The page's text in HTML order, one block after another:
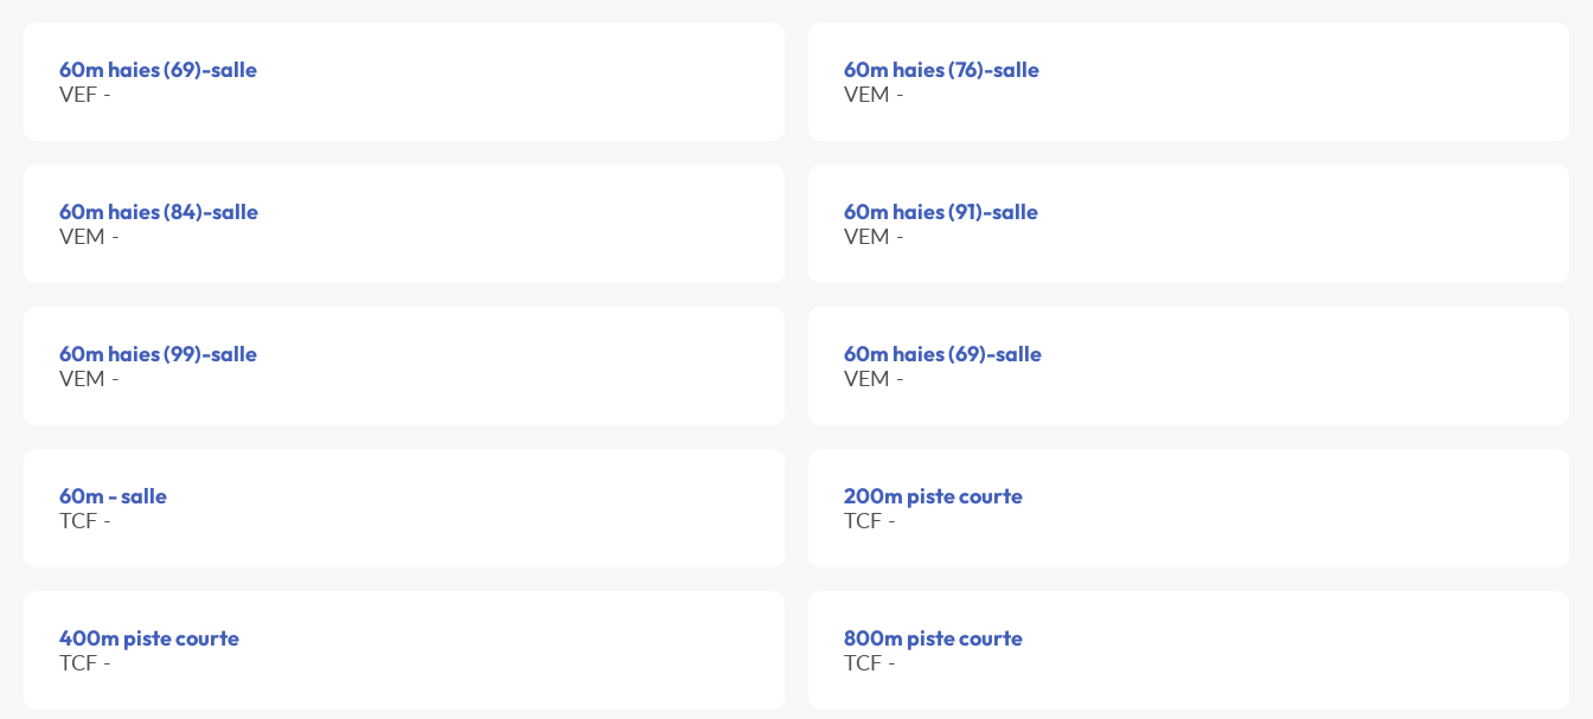
60m haies (69)-salle
VEF -
60m haies (76)-salle
VEM -
60m haies (84)-salle
VEM -
60m haies (91)-salle
VEM -
60m haies (99)-salle
VEM -
60m haies (69)-salle
VEM -
60m - salle
TCF -
200m piste courte
TCF -
400m piste courte
TCF -
800m piste courte
TCF -